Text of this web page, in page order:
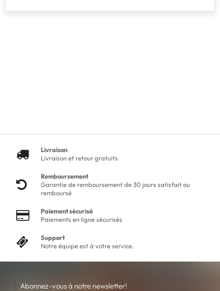
Livraison
Livraison et retour gratuits
Remboursement
Garantie de remboursement de 30 jours satisfait ou
remboursé
Paiement sécurisé
Paiements en ligne sécurisés
Support
Notre équipe est à votre service.
Abonnez-vous à notre newsletter!